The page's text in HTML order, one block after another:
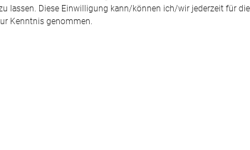
lassen. Diese Einwilligung kann/können ich/wir jederzeit für
Kenntnis genommen.